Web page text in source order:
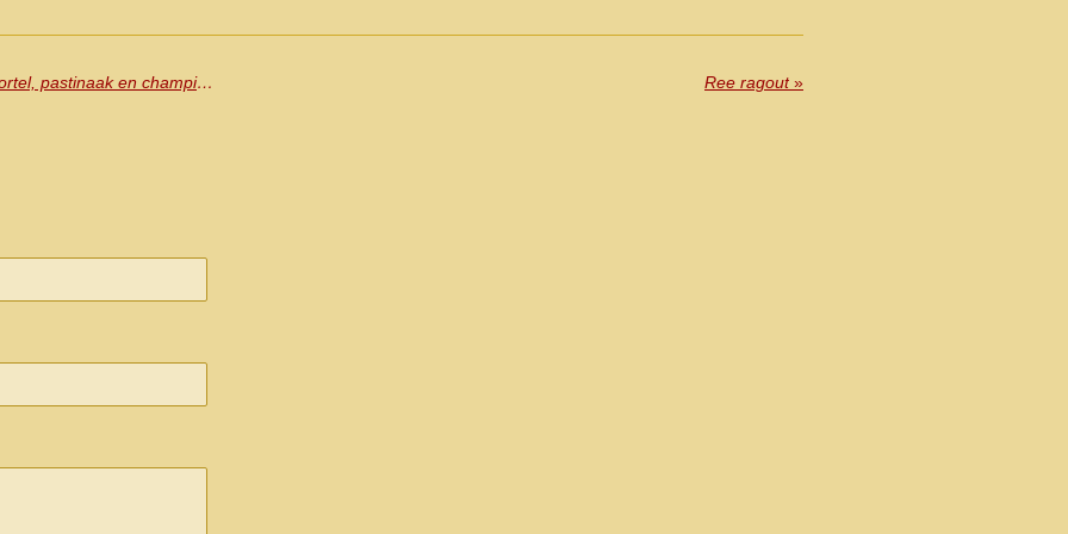
Everzwijn steak met ragout van wortel, pastinaak en champignons Ree ragout »